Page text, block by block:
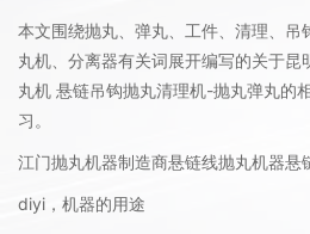
本文围绕抛丸、弹丸、工件、清理、吊
丸机、分离器有关词展开编写的关于
丸机 悬链吊钩抛丸清理机-抛丸弹丸的
习。
江门抛丸机器制造商悬链线抛丸机器悬
diyi，机器的用途